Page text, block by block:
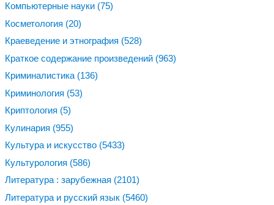
Компьютерные науки (75)
Косметология (20)
Краеведение и этнография (528)
Краткое содержание произведений (963)
Криминалистика (136)
Криминология (53)
Криптология (5)
Кулинария (955)
Культура и искусство (5433)
Культурология (586)
Литература : зарубежная (2101)
Литература и русский язык (5460)